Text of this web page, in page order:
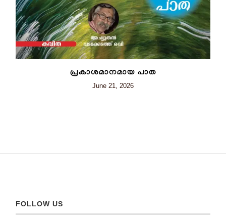
പ്രകാശമാനമായ പാത
June 21, 2026
FOLLOW US